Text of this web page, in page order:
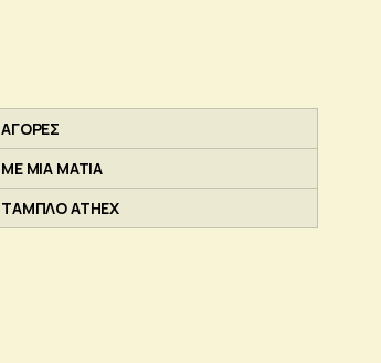
ΑΓΟΡΕΣ
ΜΕ ΜΙΑ ΜΑΤΙΑ
ΤΑΜΠΛΟ ATHEX